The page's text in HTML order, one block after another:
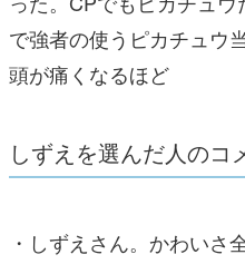
で強者の使うピカチュウ
頭が痛くなるほど
しずえを選んだ人のコ
・しずえさん。かわいさ